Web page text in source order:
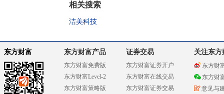
相关搜索
洁美科技
东方财富 东方财富产品
东方财富免费版
东方财富Level-2
东方财富策略版
证券交易
东方财富证券开户
东方财富在线交易
东方财富证券交易
关注东方
东方财
东方财
意见与